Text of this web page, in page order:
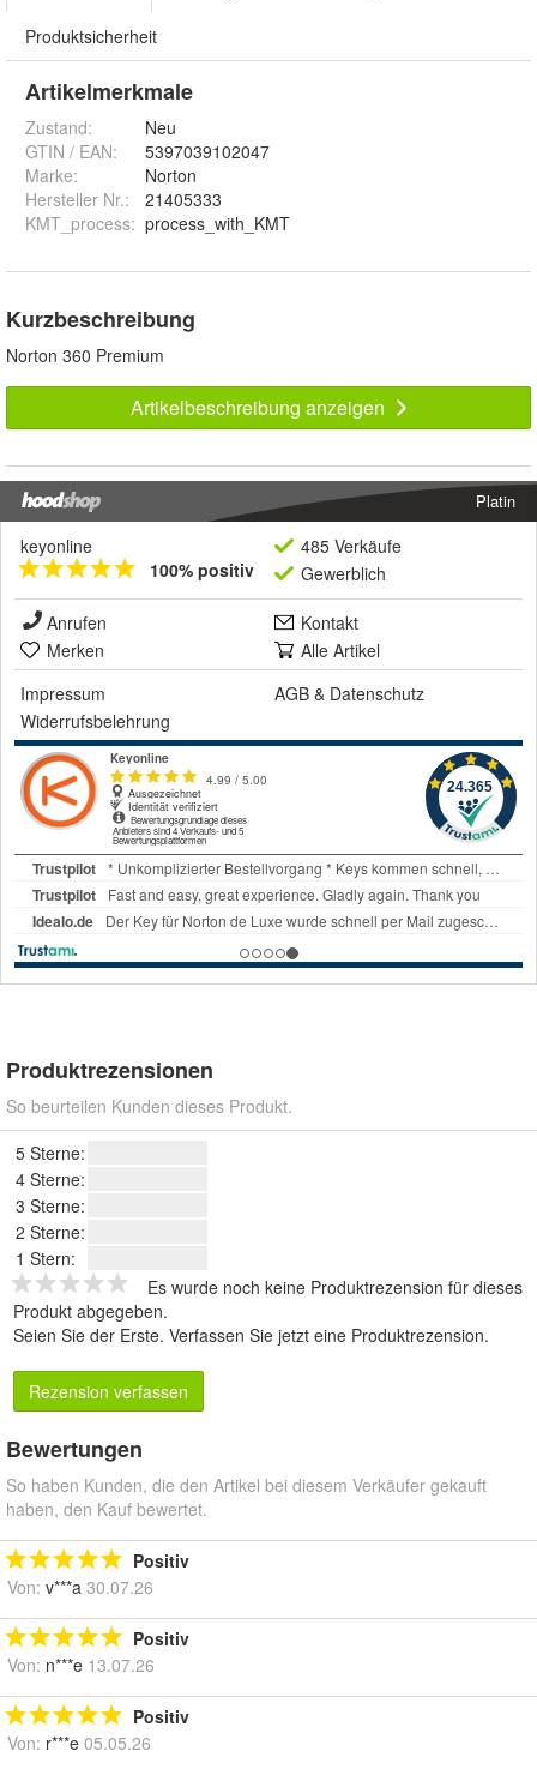
Produktsicherheit
Artikelmerkmale
Zustand:
Neu
GTIN / EAN:
5397039102047
Marke:
Norton
Hersteller Nr.:
21405333
KMT_process: process_with_KMT
Kurzbeschreibung
Norton 360 Premium
Artikelbeschreibung anzeigen
Platin
keyonline
100% positiv
485 Verkäufe
Gewerblich
Anrufen
Kontakt
Merken
Alle Artikel
Impressum
AGB & Datenschutz
Widerrufsbelehrung
Produktrezensionen
So beurteilen Kunden dieses Produkt.
5 Sterne:
4 Sterne:
3 Sterne:
2 Sterne:
1 Stern:
Es wurde noch keine Produktrezension für dieses
Produkt abgegeben.
Seien Sie der Erste. Verfassen Sie jetzt eine Produktrezension.
Rezension verfassen
Bewertungen
So haben Kunden, die den Artikel bei diesem Verkäufer gekauft
haben, den Kauf bewertet.
Positiv
Von: v***a 30.07.26
Positiv
Von: n***e 13.07.26
Positiv
Von: r***e 05.05.26